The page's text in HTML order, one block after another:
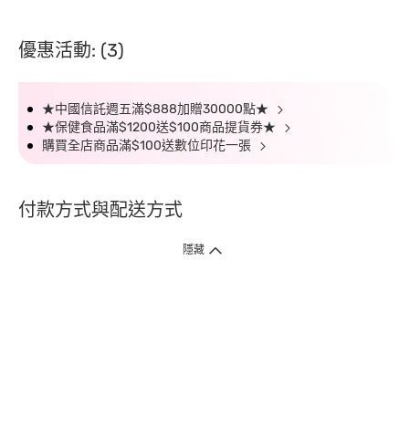
優惠活動: (3)
★中國信託週五滿$888加贈30000點★
★保健食品滿$1200送$100商品提貨券★
購買全店商品滿$100送數位印花一張
付款方式與配送方式
隱藏